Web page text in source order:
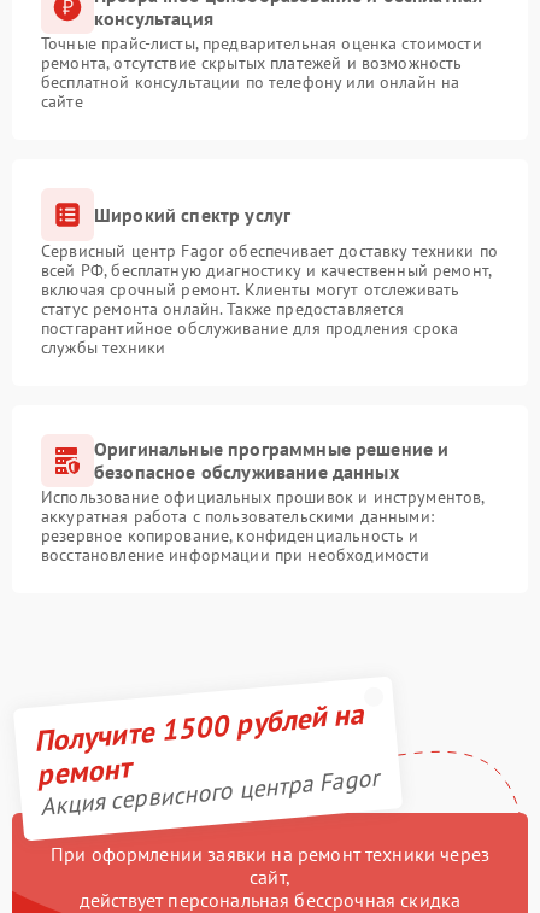
консультация
Точные прайс-листы, предварительная оценка стоимости
ремонта, отсутствие скрытых платежей и возможность
бесплатной консультации по телефону или онлайн на
сайте
Широкий спектр услуг
Сервисный центр Fagor обеспечивает доставку техники по
всей РФ, бесплатную диагностику и качественный ремонт,
включая срочный ремонт. Клиенты могут отслеживать
статус ремонта онлайн. Также предоставляется
постгарантийное обслуживание для продления срока
службы техники
Оригинальные программные решение и
безопасное обслуживание данных
Использование официальных прошивок и инструментов,
аккуратная работа с пользовательскими данными:
резервное копирование, конфиденциальность и
восстановление информации при необходимости
Получите 1500 рублей на
ремонт
Акция сервисного центра Fagor
При оформлении заявки на ремонт техники через
сайт,
действует персональная бессрочная скидка